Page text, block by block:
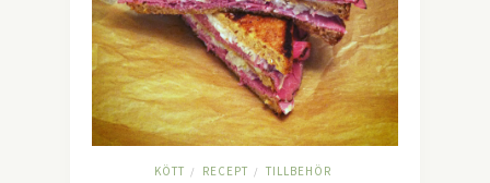
KÖTT / RECEPT / TILLBEHÖR